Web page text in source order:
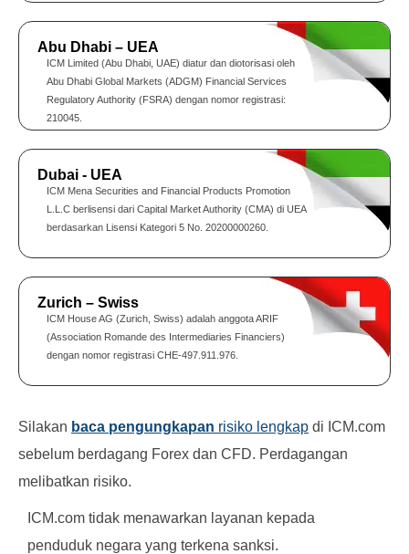
Abu Dhabi – UEA
ICM Limited (Abu Dhabi, UAE) diatur dan diotorisasi oleh
Abu Dhabi Global Markets (ADGM) Financial Services
Regulatory Authority (FSRA) dengan nomor registrasi:
210045.
Dubai - UEA
ICM Mena Securities and Financial Products Promotion
L.L.C berlisensi dari Capital Market Authority (CMA) di UEA
berdasarkan Lisensi Kategori 5 No. 20200000260.
Zurich – Swiss
ICM House AG (Zurich, Swiss) adalah anggota ARIF
(Association Romande des Intermediaries Financiers)
dengan nomor registrasi CHE-497.911.976.
Silakan baca pengungkapan risiko lengkap di ICM.com
sebelum berdagang Forex dan CFD. Perdagangan
melibatkan risiko.
ICM.com tidak menawarkan layanan kepada
penduduk negara yang terkena sanksi.